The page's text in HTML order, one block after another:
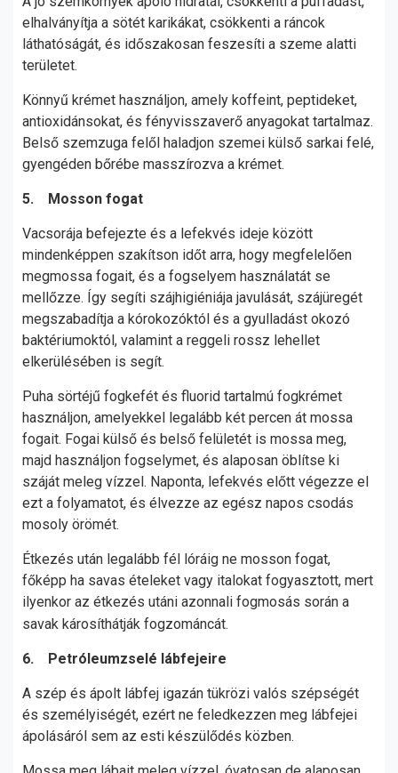
elhalványítja a sötét karikákat, csökkenti a ráncok
láthatóságát, és időszakosan feszesíti a szeme alatti
területet.
Könnyű krémet használjon, amely koffeint, peptideket,
antioxidánsokat, és fényvisszaverő anyagokat tartalmaz.
Belső szemzuga felől haladjon szemei külső sarkai felé,
gyengéden bőrébe masszírozva a krémet.
5. Mosson fogat
Vacsorája befejezte és a lefekvés ideje között
mindenképpen szakítson időt arra, hogy megfelelően
megmossa fogait, és a fogselyem használatát se
mellőzze. Így segíti szájhigiéniája javulását, szájüregét
megszabadítja a kórokozóktól és a gyulladást okozó
baktériumoktól, valamint a reggeli rossz lehellet
elkerülésében is segít.
Puha sörtéjű fogkefét és fluorid tartalmú fogkrémet
használjon, amelyekkel legalább két percen át mossa
fogait. Fogai külső és belső felületét is mossa meg,
majd használjon fogselymet, és alaposan öblítse ki
száját meleg vízzel. Naponta, lefekvés előtt végezze el
ezt a folyamatot, és élvezze az egész napos csodás
mosoly örömét.
Étkezés után legalább fél lóráig ne mosson fogat,
főképp ha savas ételeket vagy italokat fogyasztott, mert
ilyenkor az étkezés utáni azonnali fogmosás során a
savak károsíthátják fogzománcát.
6. Petróleumzselé lábfejeire
A szép és ápolt lábfej igazán tükrözi valós szépségét
és személyiségét, ezért ne feledkezzen meg lábfejei
ápolásáról sem az esti készülődés közben.